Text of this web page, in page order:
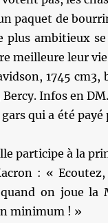
paquet de
ambitieux
meilleure leur
1745
Infos en DM.
qui a été
participe à la
: «
on joue la
minimum ! »